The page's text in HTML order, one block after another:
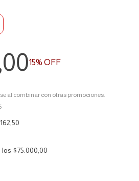
15% OFF
al combinar con otras promociones.
los $75.000,00